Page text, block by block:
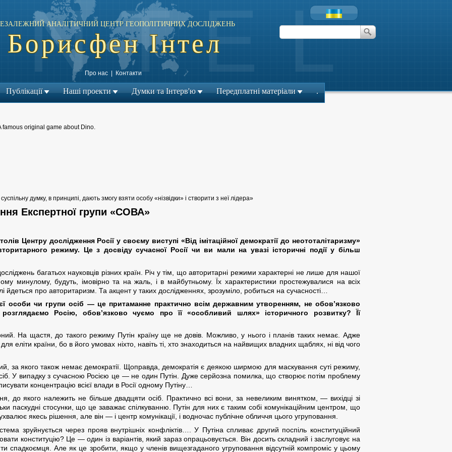
АНАЛІТИЧНИЙ ЦЕНТР ГЕОПОЛІТИЧНИХ ДОСЛІДЖЕНЬ
Борисфен Інтел
Про нас| Контакти
Публікації Наші проекти Думки та Інтерв'ю Передплатні матеріали .
famous original game about Dino.
думку, в принципі, дають змогу взяти особу «нізвідки» і створити з неї лідера»
Експертної групи «СОВА»
Центру дослідження Росії у своєму виступі «Від імітаційної демократії до неототалітаризму»
режиму. Це з досвіду сучасної Росії чи ви мали на увазі історичні події у більш
багатьох науковців різних країн. Річ у тім, що авторитарні режими характерні не лише для нашої
минулому, будуть, імовірно та на жаль, і в майбутньому. Їх характеристики простежувалися на всіх
йдеться про авторитаризм. Та акцент у таких дослідженнях, зрозуміло, робиться на сучасності…
особи чи групи осіб — це притаманне практично всім державним утворенням, не обов’язково
Росію, обов’язково чуємо про її «особливий шлях» історичного розвитку? Її
На щастя, до такого режиму Путін країну ще не довів. Можливо, у нього і планів таких немає. Адже
еліти країни, бо в його умовах ніхто, навіть ті, хто знаходиться на найвищих владних щаблях, ні від чого
за якого також немає демократії. Щоправда, демократія є деякою ширмою для маскування суті режиму,
У випадку з сучасною Росією це — не один Путін. Дуже серйозна помилка, що створює потім проблему
концентрацію всієї влади в Росії одному Путіну…
до якого належить не більше двадцяти осіб. Практично всі вони, за невеликим винятком, — вихідці зі
паскудні стосунки, що це заважає спілкуванню. Путін для них є таким собі комунікаційним центром, що
якесь рішення, але він — і центр комунікації, і водночас публічне обличчя цього угруповання.
зруйнується через прояв внутрішніх конфліктів…. У Путіна спливає другий поспіль конституційний
конституцію? Це — один із варіантів, який зараз опрацьовується. Він досить складний і заслуговує на
спадкоємця. Але як це зробити, якщо у членів вищезгаданого угруповання відсутній компроміс у цьому